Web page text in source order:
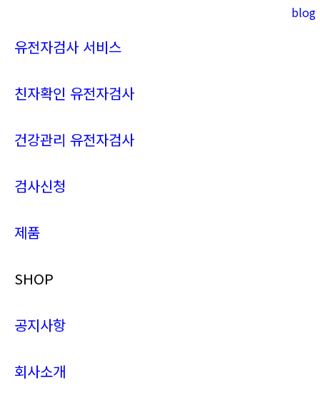
Instagram
YouTube
blog
유전자검사 서비스
친자확인 유전자검사
건강관리 유전자검사
검사신청
제품
SHOP
공지사항
회사소개